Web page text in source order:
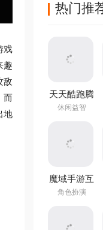
戏
趣
敌
而
地
热门推
天天酷跑腾
讯游戏
休闲益智
魔域手游互
通版
角色扮演